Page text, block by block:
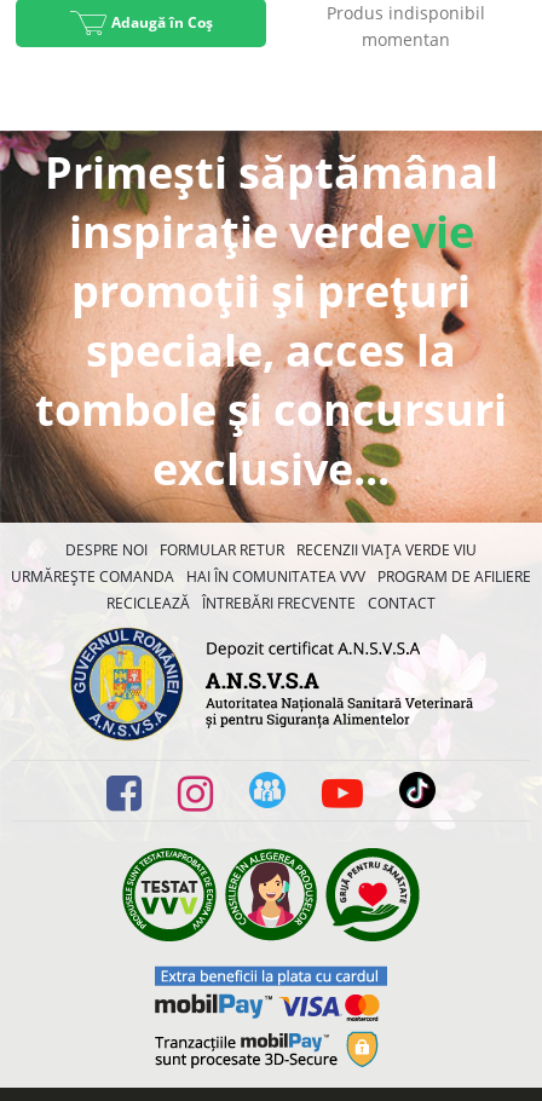
Adaugă în Coș
Produs indisponibil
momentan
Primești săptămânal
inspirație verdevie
promoții și prețuri
speciale, acces la
tombole și concursuri
exclusive...
DESPRE NOI FORMULAR RETUR
RECENZII VIAȚA VERDE VIU
URMĂREȘTE COMANDA
HAI ÎN COMUNITATEA VVV
PROGRAM DE AFILIERE
RECICLEAZĂ ÎNTREBĂRI FRECVENTE CONTACT